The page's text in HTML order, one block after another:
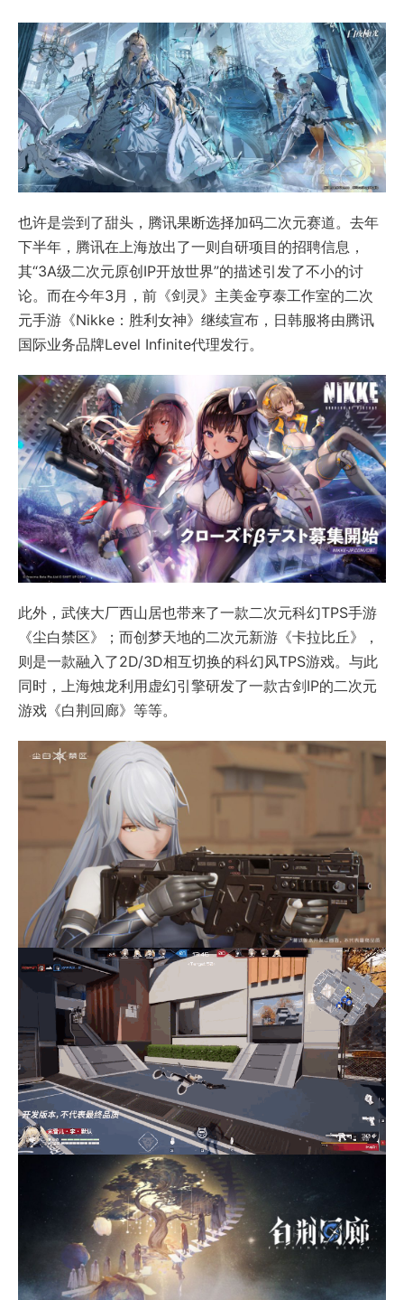
也许是尝到了甜头，腾讯果断选择加码二次元赛道。去年
下半年，腾讯在上海放出了一则自研项目的招聘信息，
其“3A级二次元原创IP开放世界”的描述引发了不小的讨
论。而在今年3月，前《剑灵》主美金亨泰工作室的二次
元手游《Nikke：胜利女神》继续宣布，日韩服将由腾讯
国际业务品牌Level Infinite代理发行。
此外，武侠大厂西山居也带来了一款二次元科幻TPS手游
《尘白禁区》；而创梦天地的二次元新游《卡拉比丘》，
则是一款融入了2D/3D相互切换的科幻风TPS游戏。与此
同时，上海烛龙利用虚幻引擎研发了一款古剑IP的二次元
游戏《白荆回廊》等等。